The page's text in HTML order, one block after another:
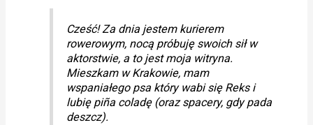
Cześć! Za dnia jestem kurierem
rowerowym, nocą próbuję swoich sił w
aktorstwie, a to jest moja witryna.
Mieszkam w Krakowie, mam
wspaniałego psa który wabi się Reks i
lubię piña coladę (oraz spacery, gdy pada
deszcz).